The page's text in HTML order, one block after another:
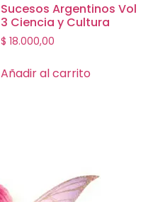
Sucesos Argentinos Vol
3 Ciencia y Cultura
$ 18.000,00
Añadir al carrito